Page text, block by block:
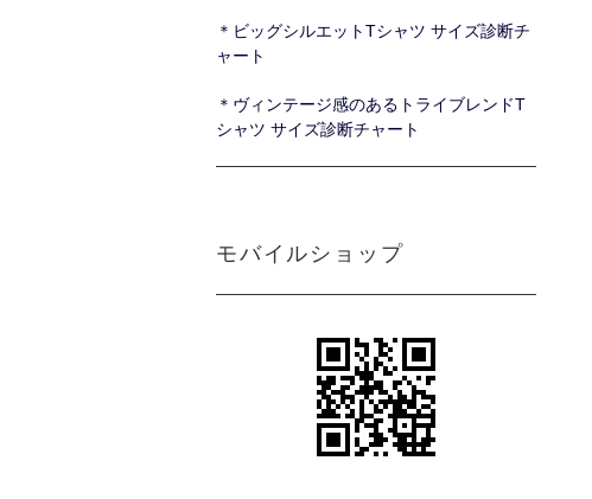
＊ビッグシルエットTシャツ サイズ診断チ
ャート
＊ヴィンテージ感のあるトライブレンドT
シャツ サイズ診断チャート
モバイルショップ